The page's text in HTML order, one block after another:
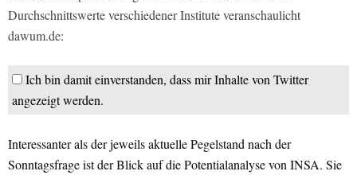
Durchschnittswerte verschiedener Institute veranschaulicht
dawum.de:
Ich bin damit einverstanden, dass mir Inhalte von Twitter
angezeigt werden.
Interessanter als der jeweils aktuelle Pegelstand nach der
Sonntagsfrage ist der Blick auf die Potentialanalyse von INSA. Sie